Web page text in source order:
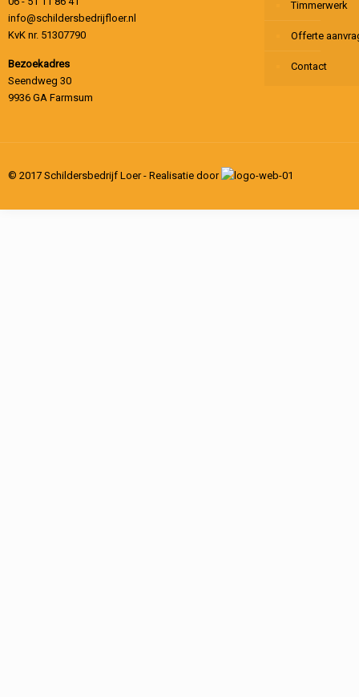
info@schildersbedrijfloer.nl
KvK nr. 51307790
Bezoekadres
Seendweg 30
9936 GA Farmsum
Timmerwerk
Offerte
Contact
© 2017 Schildersbedrijf Loer - Realisatie door